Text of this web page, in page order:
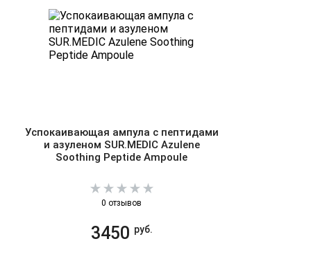
Успокаивающая ампула с пептидами
и азуленом SUR.MEDIC Azulene
Soothing Peptide Ampoule
0 отзывов
3450 руб.